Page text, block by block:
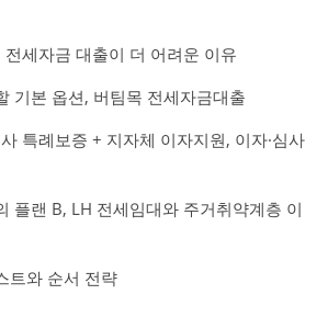
세자금 대출이 더 어려운 이유
기본 옵션, 버팀목 전세자금대출
특례보증 + 지자체 이자지원, 이자·심사
플랜 B, LH 전세임대와 주거취약계층 이
트와 순서 전략